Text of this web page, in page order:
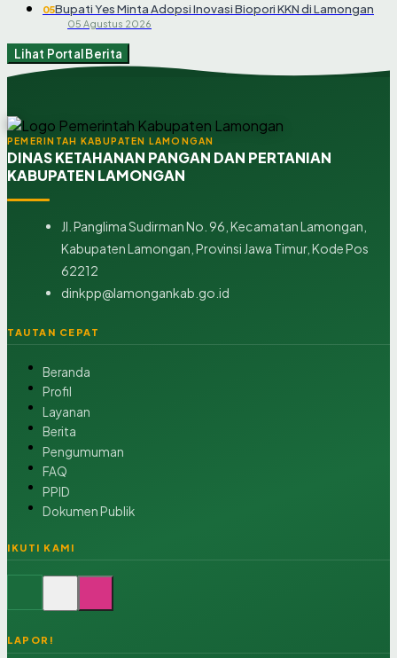
05Bupati Yes Minta Adopsi Inovasi Biopori KKN di Lamongan
05 Agustus 2026
Lihat Portal Berita
PEMERINTAH KABUPATEN LAMONGAN
DINAS KETAHANAN PANGAN DAN PERTANIAN
KABUPATEN LAMONGAN
Jl. Panglima Sudirman No. 96, Kecamatan Lamongan,
Kabupaten Lamongan, Provinsi Jawa Timur, Kode Pos
62212
dinkpp@lamongankab.go.id
TAUTAN CEPAT
Beranda
Profil
Layanan
Berita
Pengumuman
FAQ
PPID
Dokumen Publik
IKUTI KAMI
LAPOR!